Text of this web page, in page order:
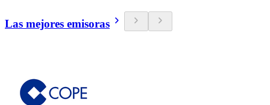
Las mejores emisoras